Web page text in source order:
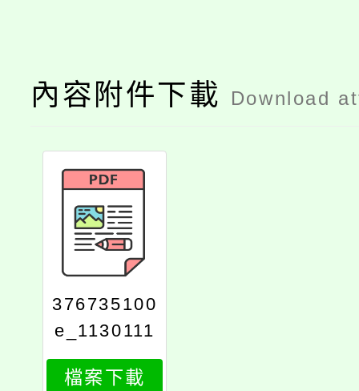
內容附件下載 Download
376735100
e_1130111
121_attach
1
檔案下載